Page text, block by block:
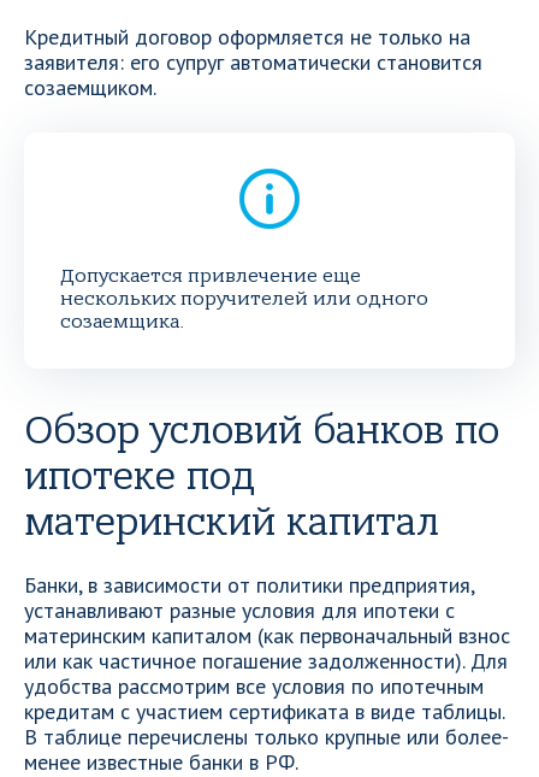
Кредитный договор оформляется не только на
заявителя: его супруг автоматически становится
созаемщиком.
Допускается привлечение еще
нескольких поручителей или одного
созаемщика.
Обзор условий банков по
ипотеке под
материнский капитал
Банки, в зависимости от политики предприятия,
устанавливают разные условия для ипотеки с
материнским капиталом (как первоначальный взнос
или как частичное погашение задолженности). Для
удобства рассмотрим все условия по ипотечным
кредитам с участием сертификата в виде таблицы.
В таблице перечислены только крупные или более-
менее известные банки в РФ.